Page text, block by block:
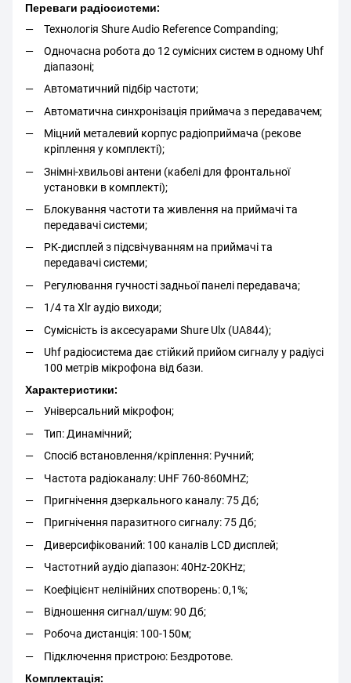
Переваги радіосистеми:
Технологія Shure Audio Reference Companding;
Одночасна робота до 12 сумісних систем в одному Uhf
діапазоні;
Автоматичний підбір частоти;
Автоматична синхронізація приймача з передавачем;
Міцний металевий корпус радіоприймача (рекове
кріплення у комплекті);
Знімні-хвильові антени (кабелі для фронтальної
установки в комплекті);
Блокування частоти та живлення на приймачі та
передавачі системи;
РК-дисплей з підсвічуванням на приймачі та
передавачі системи;
Регулювання гучності задньої панелі передавача;
1/4 та Xlr аудіо виходи;
Сумісність із аксесуарами Shure Ulx (UA844);
Uhf радіосистема дає стійкий прийом сигналу у радіусі
100 метрів мікрофона від бази.
Характеристики:
Універсальний мікрофон;
Тип: Динамічний;
Спосіб встановлення/кріплення: Ручний;
Частота радіоканалу: UHF 760-860MHZ;
Пригнічення дзеркального каналу: 75 Дб;
Пригнічення паразитного сигналу: 75 Дб;
Диверсифікований: 100 каналів LCD дисплей;
Частотний аудіо діапазон: 40Hz-20KHz;
Коефіцієнт нелінійних спотворень: 0,1%;
Відношення сигнал/шум: 90 Дб;
Робоча дистанція: 100-150м;
Підключення пристрою: Бездротове.
Комплектація: